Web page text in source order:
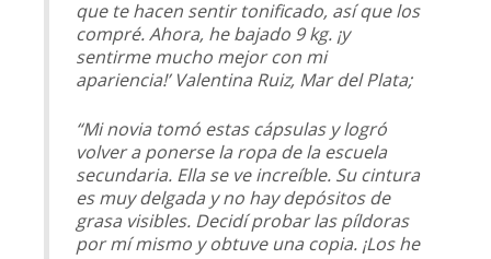
que te hacen sentir tonificado, así que los
compré. Ahora, he bajado 9 kg. ¡y
sentirme mucho mejor con mi
apariencia!’ Valentina Ruiz, Mar del Plata;
“Mi novia tomó estas cápsulas y logró
volver a ponerse la ropa de la escuela
secundaria. Ella se ve increíble. Su cintura
es muy delgada y no hay depósitos de
grasa visibles. Decidí probar las píldoras
por mí mismo y obtuve una copia. ¡Los he